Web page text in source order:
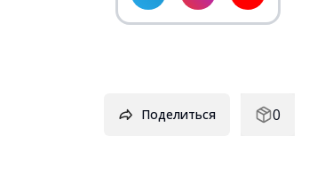
Поделиться 0